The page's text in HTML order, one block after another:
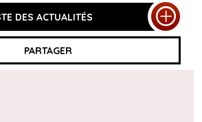
DES ACTUALITÉS
PARTAGER